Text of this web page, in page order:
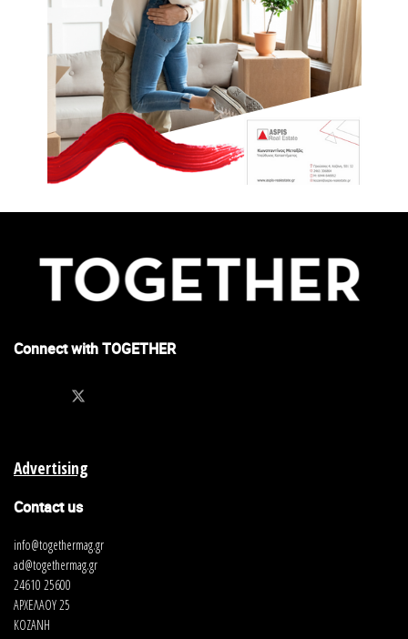
Connect with TOGETHER
Advertising
Contact us
info@togethermag.gr
ad@togethermag.gr
24610 25600
ΑΡΧΕΛΑΟΥ 25
ΚΟΖΑΝΗ